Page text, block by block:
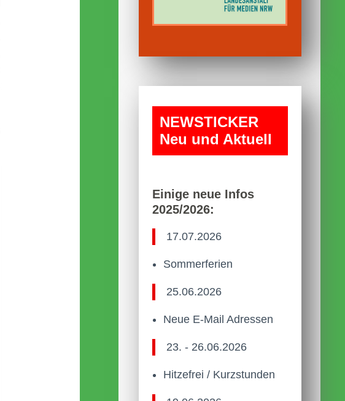
NEWS­TICKER
Neu und Aktuell
Einige neue Infos
2025/2026:
17.07.2026
Sommerferien
25.06.2026
Neue E-Mail Adressen
23. - 26.06.2026
Hitzefrei / Kurzstunden